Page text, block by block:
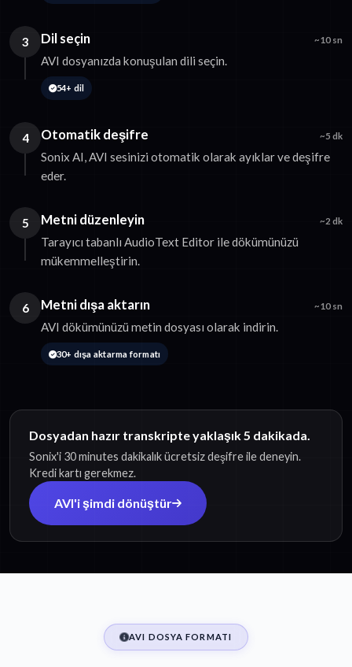
3 Dil seçin ~10 sn
AVI dosyanızda konuşulan dili seçin.
54+ dil
4 Otomatik deşifre ~5 dk
Sonix AI, AVI sesinizi otomatik olarak ayıklar ve deşifre
eder.
5 Metni düzenleyin ~2 dk
Tarayıcı tabanlı AudioText Editor ile dökümünüzü
mükemmelleştirin.
6 Metni dışa aktarın ~10 sn
AVI dökümünüzü metin dosyası olarak indirin.
30+ dışa aktarma formatı
Dosyadan hazır transkripte yaklaşık 5 dakikada.
Sonix'i 30 minutes dakikalık ücretsiz deşifre ile deneyin.
Kredi kartı gerekmez.
AVI'i şimdi dönüştür
AVI DOSYA FORMATI